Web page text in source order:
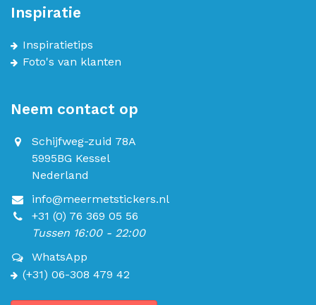
Inspiratie
Inspiratietips
Foto's van klanten
Neem contact op
Schijfweg-zuid 78A
5995BG Kessel
Nederland
info@meermetstickers.nl
+31 (0) 76 369 05 56
Tussen 16:00 - 22:00
WhatsApp
(+31) 06-308 479 42